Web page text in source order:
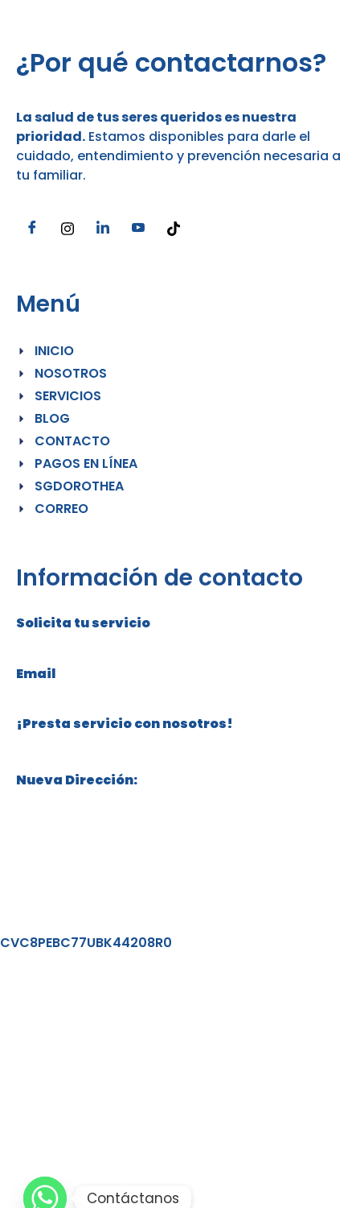
¿Por qué contactarnos?
La salud de tus seres queridos es nuestra
prioridad. Estamos disponibles para darle el
cuidado, entendimiento y prevención necesaria a
tu familiar.
Menú
INICIO
NOSOTROS
SERVICIOS
BLOG
CONTACTO
PAGOS EN LÍNEA
SGDOROTHEA
CORREO
Información de contacto
Solicita tu servicio
Email
¡Presta servicio con nosotros!
Nueva Dirección:
Contáctanos
CVC8PEBC77UBK44208R0